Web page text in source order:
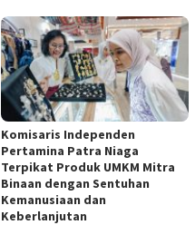
Komisaris Independen
Pertamina Patra Niaga
Terpikat Produk UMKM Mitra
Binaan dengan Sentuhan
Kemanusiaan dan
Keberlanjutan